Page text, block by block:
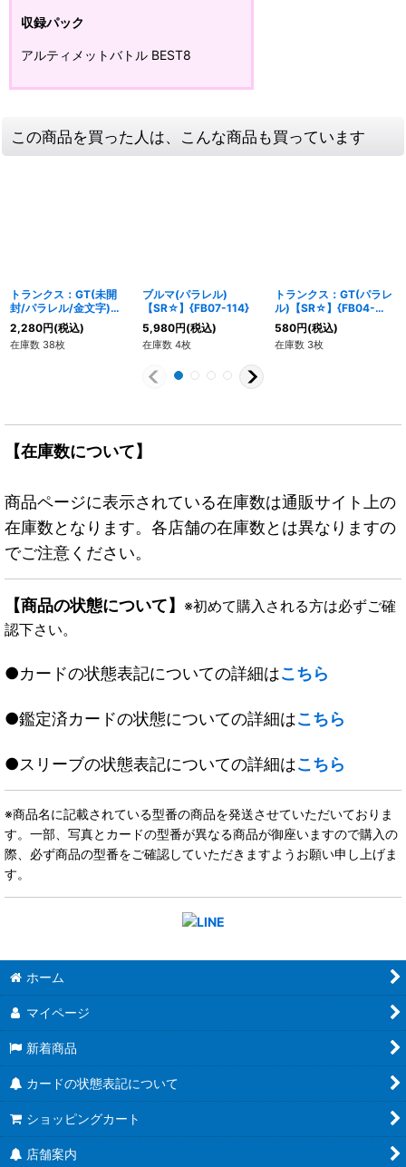
収録パック
アルティメットバトル BEST8
この商品を買った人は、こんな商品も買っています
トランクス：GT(未開
封/パラレル/金文字)
【SR☆】{FB04-114}
2,280円(税込)
在庫数 38枚
ブルマ(パラレル)
【SR☆】{FB07-114}
5,980円(税込)
在庫数 4枚
トランクス：GT(パラレ
ル)【SR☆】{FB04-
114}
580円(税込)
在庫数 3枚
【在庫数について】
商品ページに表示されている在庫数は通販サイト上の
在庫数となります。各店舗の在庫数とは異なりますの
でご注意ください。
【商品の状態について】 ※初めて購入される方は必ずご確
認下さい。
●カードの状態表記についての詳細はこちら
●鑑定済カードの状態についての詳細はこちら
●スリーブの状態表記についての詳細はこちら
※商品名に記載されている型番の商品を発送させていただいておりま
す。一部、写真とカードの型番が異なる商品が御座いますので購入の
際、必ず商品の型番をご確認していただきますようお願い申し上げま
す。
ホーム
マイページ
新着商品
カードの状態表記について
ショッピングカート
店舗案内